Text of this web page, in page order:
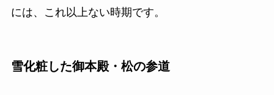
には、これ以上ない時期です。
雪化粧した御本殿・松の参道